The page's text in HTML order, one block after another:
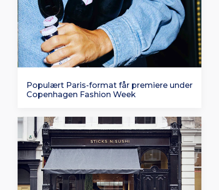
Populært Paris-format får premiere under
Copenhagen Fashion Week